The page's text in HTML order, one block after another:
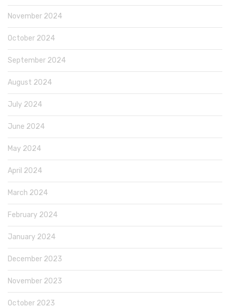
November 2024
October 2024
September 2024
August 2024
July 2024
June 2024
May 2024
April 2024
March 2024
February 2024
January 2024
December 2023
November 2023
October 2023